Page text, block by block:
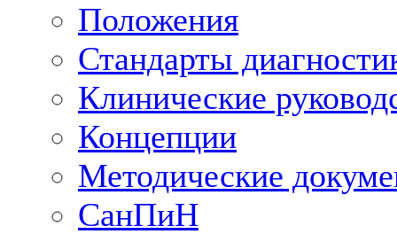
Положения
Стандарты
Клинические
Концепции
Методические
СанПиН